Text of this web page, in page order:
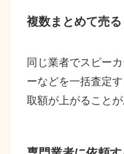
複数まとめて売る
同じ業者でスピー
ーなどを一括査定
取額が上がることが